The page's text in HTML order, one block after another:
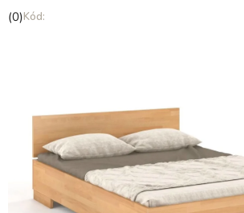
Průměrné
hvězdiček.
(0)